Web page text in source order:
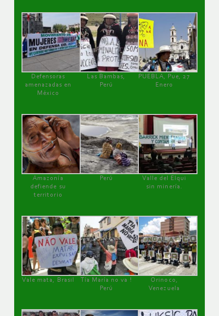
Defensoras
amenazadas en
México
Las Bambas,
Perú
PUEBLA, Pue, 27
Enero
Amazonía
defiende su
territorio
Perú
Valle del Elqui
sin minería.
Vale mata, Brasil
Tía María no va !
Perú
Orinoco,
Venezuela